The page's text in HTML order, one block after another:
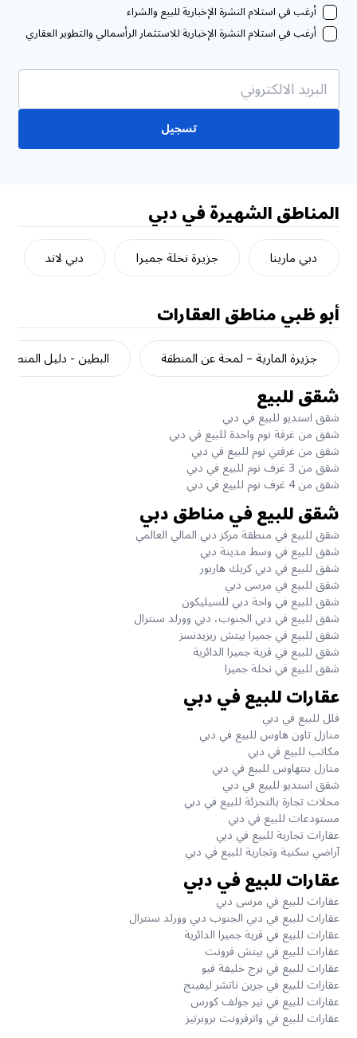
أرغب في استلام النشرة الإخبارية للبيع والشراء
أرغب في استلام النشرة الإخبارية للاستثمار الرأسمالي والتطوير العقاري
تسجيل
المناطق الشهيرة في دبي
دبي مارينا جزيرة نخلة جميرا دبي لاند
أبو ظبيمناطق العقارات
جزيرة المارية – لمحة عن المنطقة البطين - دليل المنطقة
شقق للبيع
شقق استديو للبيع في دبي
شقق من غرفة نوم واحدة للبيع في دبي
شقق من غرفتي نوم للبيع في دبي
شقق من 3 غرف نوم للبيع في دبي
شقق من 4 غرف نوم للبيع في دبي
شقق للبيع في مناطق دبي
شقق للبيع في منطقة مركز دبي المالي العالمي
شقق للبيع في وسط مدينة دبي
شقق للبيع في دبي كريك هاربور
شقق للبيع في مرسى دبي
شقق للبيع في واحة دبي للسيليكون
شقق للبيع في دبي الجنوب، دبي وورلد سنترال
شقق للبيع في جميرا بيتش ريزيدنسز
شقق للبيع في قرية جميرا الدائرية
شقق للبيع في نخلة جميرا
عقارات للبيع في دبي
فلل للبيع في دبي
منازل تاون هاوس للبيع في دبي
مكاتب للبيع في دبي
منازل بنتهاوس للبيع في دبي
شقق استديو للبيع في دبي
محلات تجارة بالتجزئة للبيع في دبي
مستودعات للبيع في دبي
عقارات تجارية للبيع في دبي
آراضي سكنية وتجارية للبيع في دبي
عقارات للبيع في دبي
عقارات للبيع في مرسى دبي
عقارات للبيع في دبي الجنوب دبي وورلد سنترال
عقارات للبيع في قرية جميرا الدائرية
عقارات للبيع في بيتش فرونت
عقارات للبيع في برج خليفة فيو
عقارات للبيع في جرين ناتشر ليفينج
عقارات للبيع في نير جولف كورس
عقارات للبيع في واترفرونت بروبرتيز